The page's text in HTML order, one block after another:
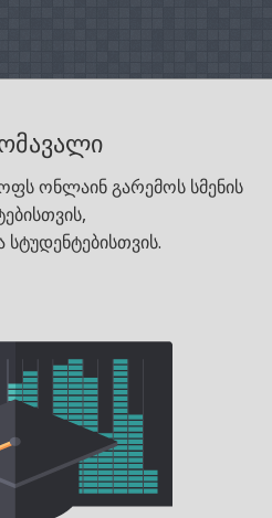
ონლაინ გარემოს სმენის